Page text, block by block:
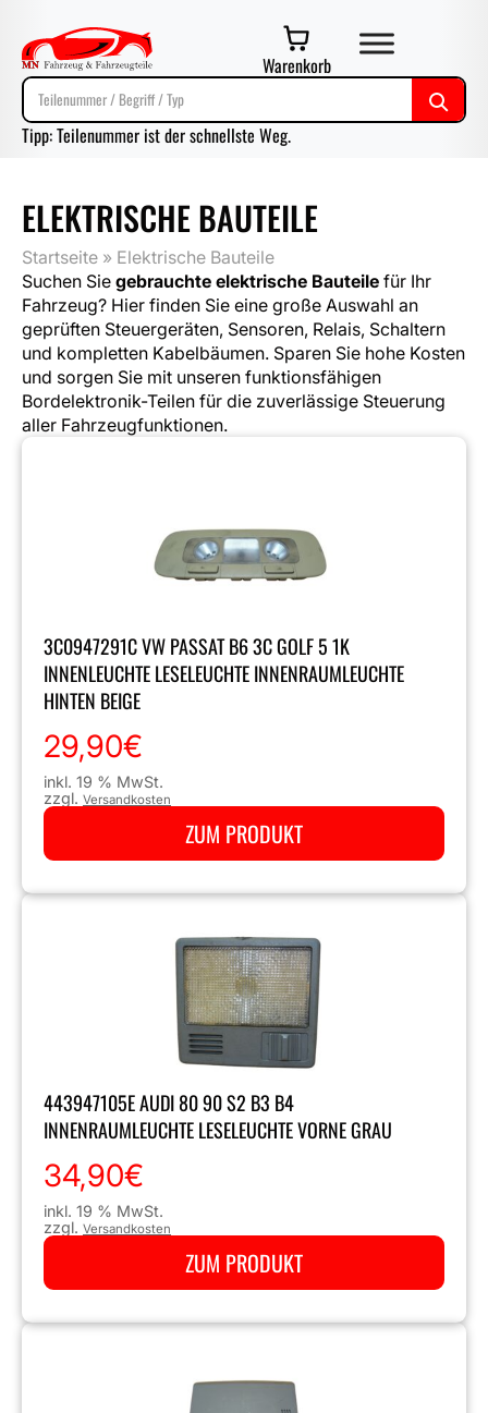
Warenkorb
Tipp: Teilenummer ist der schnellste Weg.
ELEKTRISCHE BAUTEILE
Startseite » Elektrische Bauteile
Suchen Sie gebrauchte elektrische Bauteile für Ihr
Fahrzeug? Hier finden Sie eine große Auswahl an
geprüften Steuergeräten, Sensoren, Relais, Schaltern
und kompletten Kabelbäumen. Sparen Sie hohe Kosten
und sorgen Sie mit unseren funktionsfähigen
Bordelektronik-Teilen für die zuverlässige Steuerung
aller Fahrzeugfunktionen.
3C0947291C VW PASSAT B6 3C GOLF 5 1K
INNENLEUCHTE LESELEUCHTE INNENRAUMLEUCHTE
HINTEN BEIGE
29,90€
inkl. 19 % MwSt.
zzgl. Versandkosten
ZUM PRODUKT
443947105E AUDI 80 90 S2 B3 B4
INNENRAUMLEUCHTE LESELEUCHTE VORNE GRAU
34,90€
inkl. 19 % MwSt.
zzgl. Versandkosten
ZUM PRODUKT